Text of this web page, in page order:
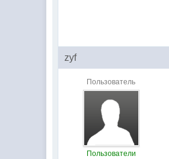
zyf
Пользователь
Пользователи